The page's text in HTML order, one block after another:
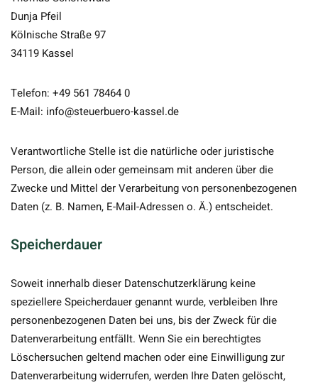
Dunja Pfeil
Kölnische Straße 97
34119 Kassel
Telefon: +49 561 78464 0
E-Mail: info@steuerbuero-kassel.de
Verantwortliche Stelle ist die natürliche oder juristische
Person, die allein oder gemeinsam mit anderen über die
Zwecke und Mittel der Verarbeitung von personenbezogenen
Daten (z. B. Namen, E-Mail-Adressen o. Ä.) entscheidet.
Speicherdauer
Soweit innerhalb dieser Datenschutzerklärung keine
speziellere Speicherdauer genannt wurde, verbleiben Ihre
personenbezogenen Daten bei uns, bis der Zweck für die
Datenverarbeitung entfällt. Wenn Sie ein berechtigtes
Löschersuchen geltend machen oder eine Einwilligung zur
Datenverarbeitung widerrufen, werden Ihre Daten gelöscht,